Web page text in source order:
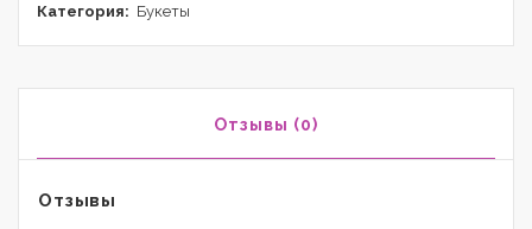
Категория: Букеты
Отзывы (0)
Отзывы